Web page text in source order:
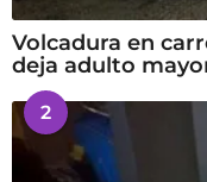
Volcadura en
deja adulto
2